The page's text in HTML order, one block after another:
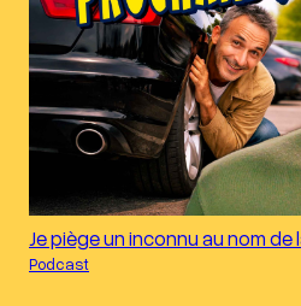
Je piège un inconnu au nom de
Podcast